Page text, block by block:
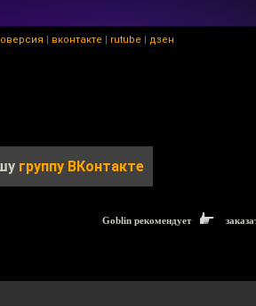
| вконтакте | rutube | дзен
группу ВКонтакте
Goblin рекомендует